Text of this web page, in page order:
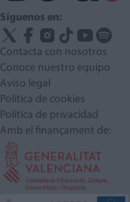
Síguenos en:
Contacta con nosotros
Conoce nuestro equipo
Aviso legal
Política de cookies
Política de privacidad
Amb el finançament de: